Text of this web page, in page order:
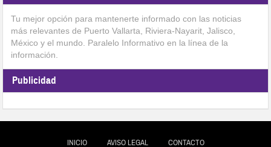
Tu mejor opción para mantenerte informado con las noticias
más relevantes de Puerto Vallarta, Riviera-Nayarit, Jalisco,
México y el mundo. Paralelo Informativo en la línea de la
información.
Publicidad
INICIO AVISO LEGAL CONTACTO